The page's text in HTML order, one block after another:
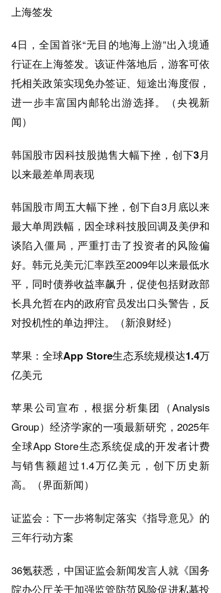
上海签发
4日，全国首张“无目的地海上游”出入境通
行证在上海签发。该证件落地后，游客可依
托相关政策实现免办签证、短途出海度假，
进一步丰富国内邮轮出游选择。（央视新
闻）
韩国股市因科技股抛售大幅下挫，创下3月
以来最差单周表现
韩国股市周五大幅下挫，创下自3月底以来
最大单周跌幅，因全球科技股回调及美伊和
谈陷入僵局，严重打击了投资者的风险偏
好。韩元兑美元汇率跌至2009年以来最低水
平，同时债券收益率飙升，促使包括财政部
长具允哲在内的政府官员发出口头警告，反
对投机性的单边押注。（新浪财经）
苹果：全球App Store生态系统规模达1.4万
亿美元
苹果公司宣布，根据分析集团（Analysis
Group）经济学家的一项最新研究，2025年
全球App Store生态系统促成的开发者计费
与销售额超过1.4万亿美元，创下历史新
高。（界面新闻）
证监会：下一步将制定落实《指导意见》的
三年行动方案
36氪获悉，中国证监会新闻发言人就《国务
院办公厅关于加强监管防范风险促进私募投